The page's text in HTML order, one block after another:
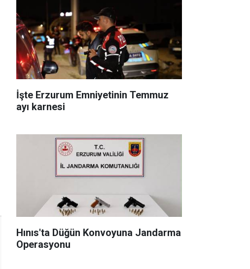
İşte Erzurum Emniyetinin Temmuz
ayı karnesi
Hınıs'ta Düğün Konvoyuna Jandarma
Operasyonu